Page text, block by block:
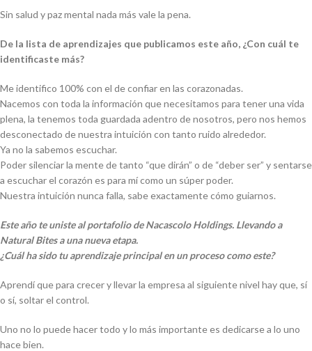
Sin salud y paz mental nada más vale la pena.
De la lista de aprendizajes que publicamos este año, ¿Con cuál te
identificaste más?
Me identifico 100% con el de confiar en las corazonadas.
Nacemos con toda la información que necesitamos para tener una vida
plena, la tenemos toda guardada adentro de nosotros, pero nos hemos
desconectado de nuestra intuición con tanto ruido alrededor.
Ya no la sabemos escuchar.
Poder silenciar la mente de tanto “que dirán” o de “deber ser” y sentarse
a escuchar el corazón es para mí como un súper poder.
Nuestra intuición nunca falla, sabe exactamente cómo guiarnos.
Este año te uniste al portafolio de Nacascolo Holdings. Llevando a
Natural Bites a una nueva etapa.
¿Cuál ha sido tu aprendizaje principal en un proceso como este?
Aprendí que para crecer y llevar la empresa al siguiente nivel hay que, sí
o sí, soltar el control.
Uno no lo puede hacer todo y lo más importante es dedicarse a lo uno
hace bien.